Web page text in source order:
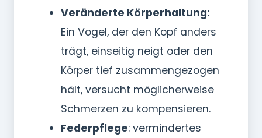
Veränderte Körperhaltung:
Ein Vogel, der den Kopf anders
trägt, einseitig neigt oder den
Körper tief zusammengezogen
hält, versucht möglicherweise
Schmerzen zu kompensieren.
Federpflege: vermindertes